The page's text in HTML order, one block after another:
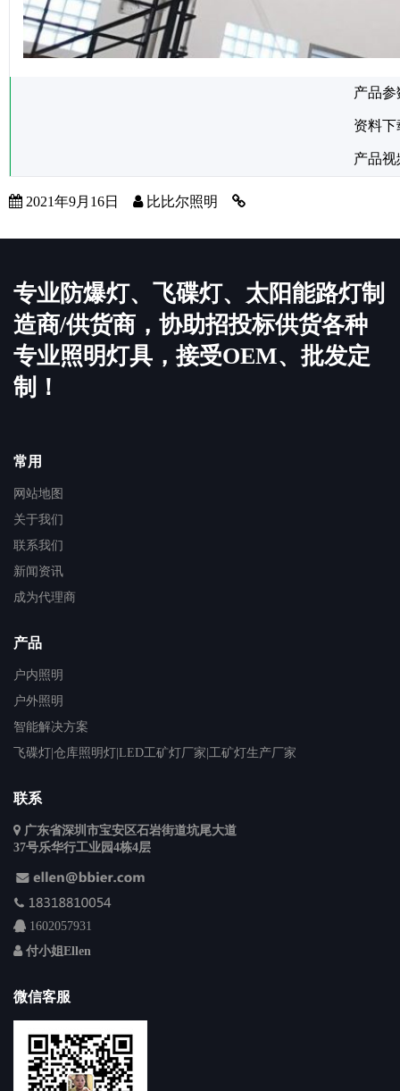
产品参
资料下
产品视
2021年9月16日 比比尔照明
专业防爆灯、飞碟灯、太阳能路灯制
造商/供货商，协助招投标供货各种
专业照明灯具，接受OEM、批发定
制！
常用
网站地图
关于我们
联系我们
新闻资讯
成为代理商
产品
户内照明
户外照明
智能解决方案
飞碟灯|仓库照明灯|LED工矿灯厂家|工矿灯生产厂家
联系
广东省深圳市宝安区石岩街道坑尾大道
37号乐华行工业园4栋4层
1602057931
付小姐Ellen
微信客服